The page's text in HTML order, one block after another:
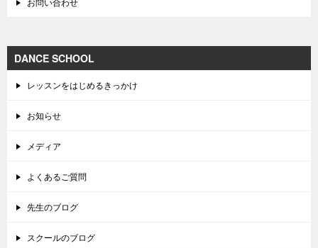
DANCE SCHOOL
レッスンをはじめるきっかけ
お知らせ
メディア
よくあるご質問
先生のブログ
スクールのブログ